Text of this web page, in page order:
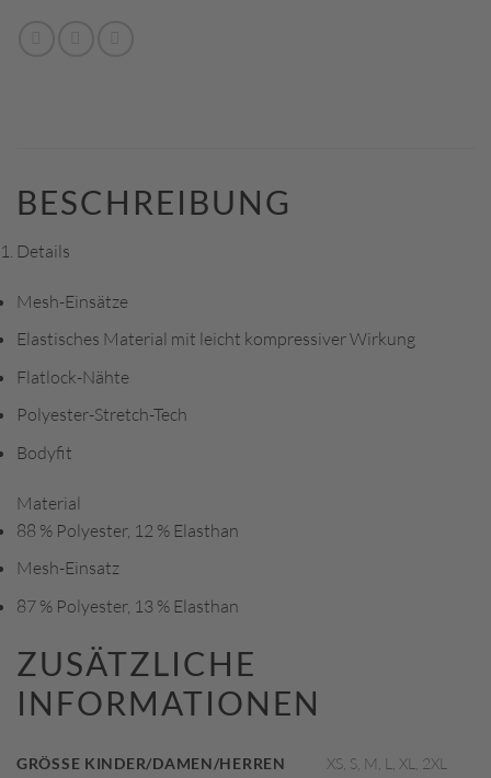
BESCHREIBUNG
Details
Mesh-Einsätze
Elastisches Material mit leicht kompressiver Wirkung
Flatlock-Nähte
Polyester-Stretch-Tech
Bodyfit
Material
88 % Polyester, 12 % Elasthan
Mesh-Einsatz
87 % Polyester, 13 % Elasthan
ZUSÄTZLICHE
INFORMATIONEN
GRÖSSE KINDER/DAMEN/HERREN XS, S, M, L, XL, 2XL